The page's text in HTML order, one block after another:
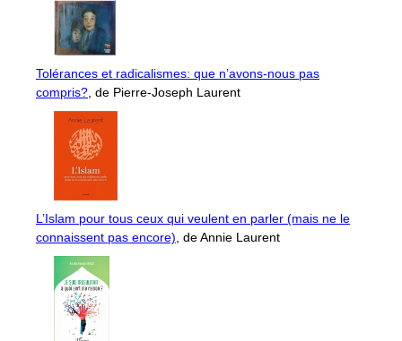
Tolérances et radicalismes: que n’avons-nous pas
compris?, de Pierre-Joseph Laurent
L’Islam pour tous ceux qui veulent en parler (mais ne le
connaissent pas encore), de Annie Laurent